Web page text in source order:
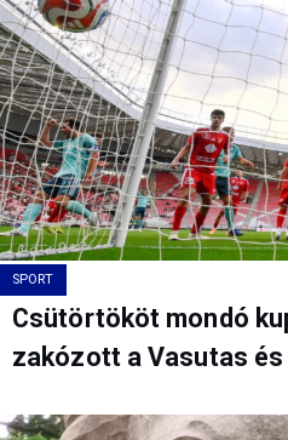
SPORT
Csütörtököt mondó
zakózott a Vasutas és